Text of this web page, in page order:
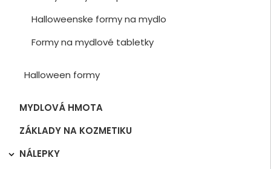
Halloweenske formy na mydlo
Formy na mydlové tabletky
Halloween formy
MYDLOVÁ HMOTA
ZÁKLADY NA KOZMETIKU
NÁLEPKY
